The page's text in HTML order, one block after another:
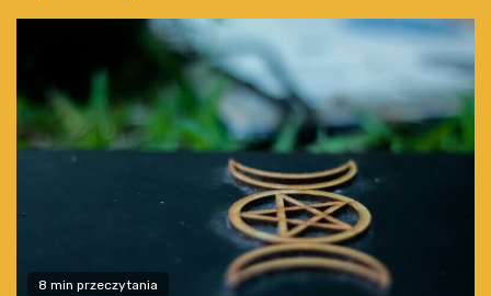
8 min przeczytania